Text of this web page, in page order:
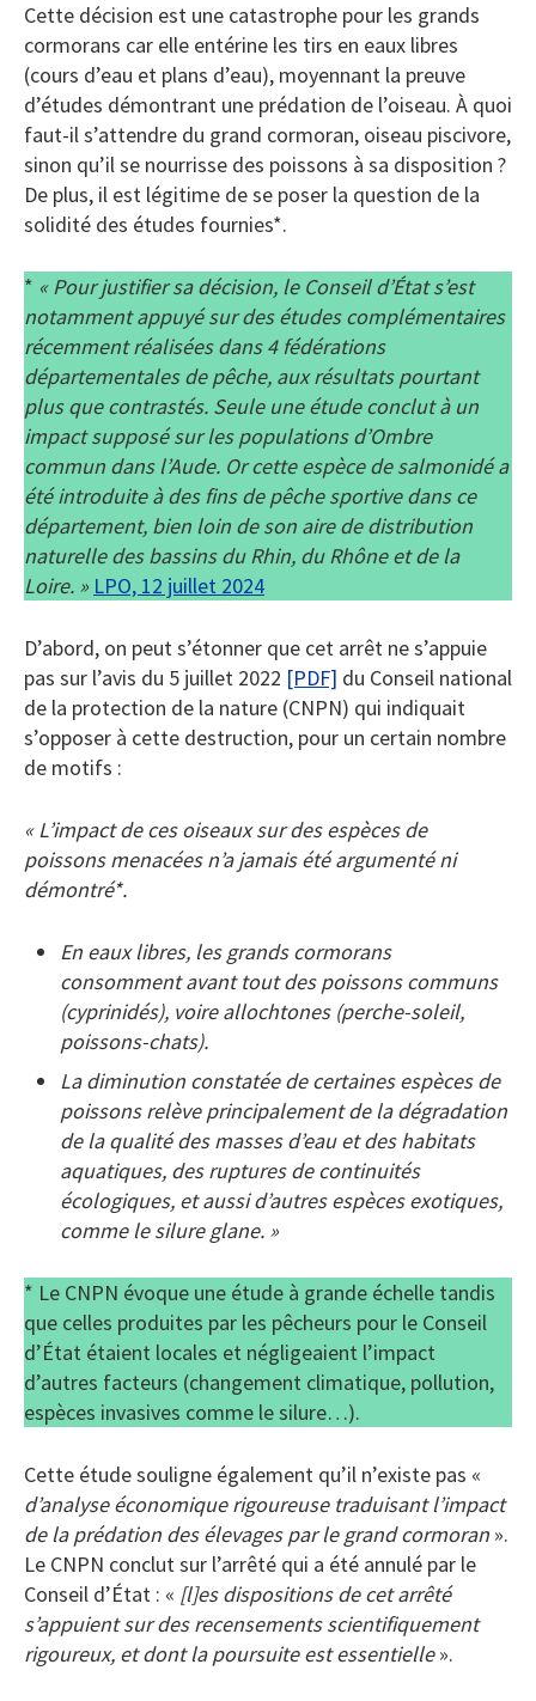
Cette décision est une catastrophe pour les grands
cormorans car elle entérine les tirs en eaux libres
(cours d’eau et plans d’eau), moyennant la preuve
d’études démontrant une prédation de l’oiseau. À quoi
faut-il s’attendre du grand cormoran, oiseau piscivore,
sinon qu’il se nourrisse des poissons à sa disposition ?
De plus, il est légitime de se poser la question de la
solidité des études fournies*.
* « Pour justifier sa décision, le Conseil d’État s’est
notamment appuyé sur des études complémentaires
récemment réalisées dans 4 fédérations
départementales de pêche, aux résultats pourtant
plus que contrastés. Seule une étude conclut à un
impact supposé sur les populations d’Ombre
commun dans l’Aude. Or cette espèce de salmonidé a
été introduite à des fins de pêche sportive dans ce
département, bien loin de son aire de distribution
naturelle des bassins du Rhin, du Rhône et de la
Loire. » LPO, 12 juillet 2024
D’abord, on peut s’étonner que cet arrêt ne s’appuie
pas sur l’avis du 5 juillet 2022 [PDF] du Conseil national
de la protection de la nature (CNPN) qui indiquait
s’opposer à cette destruction, pour un certain nombre
de motifs :
« L’impact de ces oiseaux sur des espèces de
poissons menacées n’a jamais été argumenté ni
démontré*.
En eaux libres, les grands cormorans
consomment avant tout des poissons communs
(cyprinidés), voire allochtones (perche-soleil,
poissons-chats).
La diminution constatée de certaines espèces de
poissons relève principalement de la dégradation
de la qualité des masses d’eau et des habitats
aquatiques, des ruptures de continuités
écologiques, et aussi d’autres espèces exotiques,
comme le silure glane. »
* Le CNPN évoque une étude à grande échelle tandis
que celles produites par les pêcheurs pour le Conseil
d’État étaient locales et négligeaient l’impact
d’autres facteurs (changement climatique, pollution,
espèces invasives comme le silure…).
Cette étude souligne également qu’il n’existe pas «
d’analyse économique rigoureuse traduisant l’impact
de la prédation des élevages par le grand cormoran ».
Le CNPN conclut sur l’arrêté qui a été annulé par le
Conseil d’État : « [l]es dispositions de cet arrêté
s’appuient sur des recensements scientifiquement
rigoureux, et dont la poursuite est essentielle».